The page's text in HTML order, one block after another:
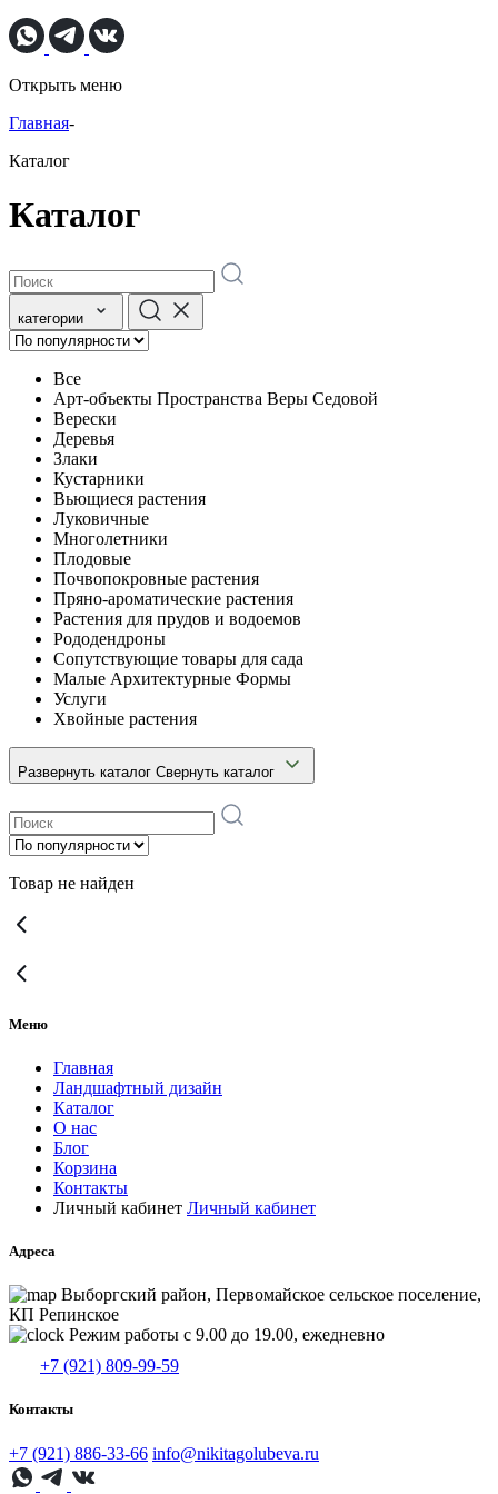
Открыть меню
Главная-
Каталог
Каталог
категории
Все
Арт-объекты Пространства Веры Седовой
Верески
Деревья
Злаки
Кустарники
Вьющиеся растения
Луковичные
Многолетники
Плодовые
Почвопокровные растения
Пряно-ароматические растения
Растения для прудов и водоемов
Рододендроны
Сопутствующие товары для сада
Малые Архитектурные Формы
Услуги
Хвойные растения
Развернуть каталог Свернуть каталог
Товар не найден
Меню
Главная
Ландшафтный дизайн
Каталог
О нас
Блог
Корзина
Контакты
Личный кабинет Личный кабинет
Адреса
Выборгский район, Первомайское сельское поселение,
КП Репинское
Режим работы с 9.00 до 19.00, ежедневно
+7 (921) 809-99-59
Контакты
+7 (921) 886-33-66 info@nikitagolubeva.ru